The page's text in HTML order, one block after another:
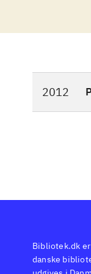
2012
Bibliotek.dk
danske